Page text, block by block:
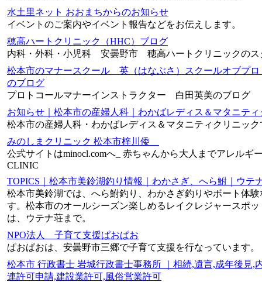
水土里ネット おおまちからのお知らせ
イベントのご案内やイベント報告などをお伝えします。
穂高ハートクリニック（HHC）ブログ
内科・外科・小児科 安曇野市 穂高ハートクリニックのス
松本市のマナースクール 英（はなぶさ）スクールオブプロ
のブログ
プロトコールマナーインストラクター 白田英美のブログ
お知らせ｜松本市の産婦人科｜わかばレディス＆マタニテ
松本市の産婦人科・わかばレディス＆マタニティクリニック
みのしまクリニック 松本市梓川倭
公式サイトはminocl.comへ_ 赤ちゃんから大人までアレルギ
CLINIC
TOPICS｜松本市美鈴湖釣り情報｜わかさぎ、へら鮒｜ウテ
松本市美鈴湖では、へら鮒釣り、わかさぎ釣りやボート体
す。松本市のオールシーズン楽しめるレイクレジャースポ
は、ウテナ荘まで。
NPO法人 子育て支援ぱおぱお
ぱおぱおは、安曇野市三郷で子育て支援を行なっています。
松本市 行政書士 岩城行政書士事務所 ｜相続,遺言,成年後見,
連許可申請,建設業許可,風俗営業許可